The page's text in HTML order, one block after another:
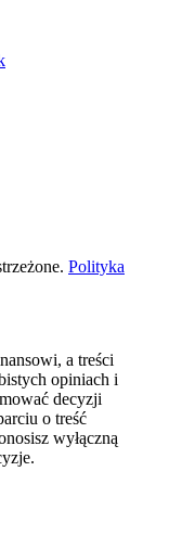
Polityka
a treści
opiniach i
decyzji
o treść
wyłączną